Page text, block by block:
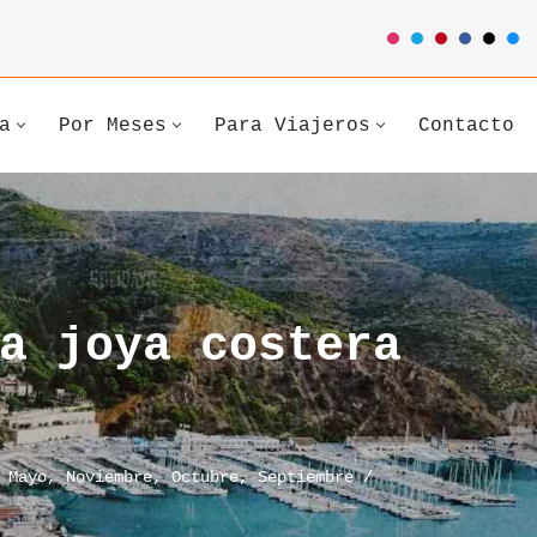
Por Meses Para Viajeros Contacto
joya costera
Mayo,Noviembre,Octubre,Septiembre